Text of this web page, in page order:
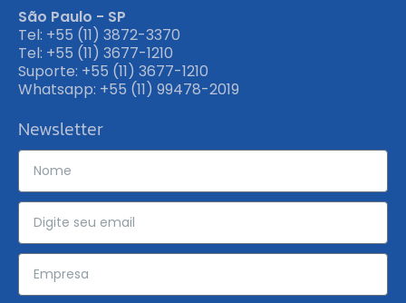
São Paulo - SP
Tel: +55 (11) 3872-3370
Tel: +55 (11) 3677-1210
Suporte: +55 (11) 3677-1210
Whatsapp: +55 (11) 99478-2019
Newsletter